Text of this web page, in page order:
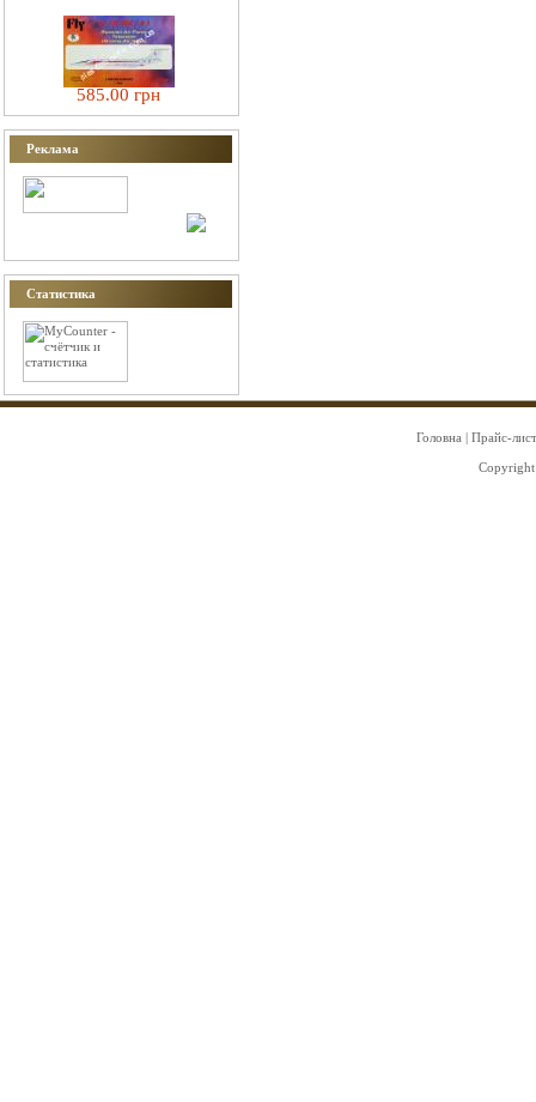
585.00 грн
Реклама
Статистика
Головна | Прайс-лист